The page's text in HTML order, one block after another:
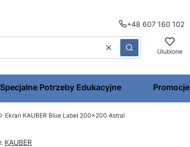
+48 607 160 102
WyczyśćSzukaj Ulubione
Specjalne Potrzeby Edukacyjne Promocje
Ekran KAUBER Blue Label 200x200 Astral
KAUBER